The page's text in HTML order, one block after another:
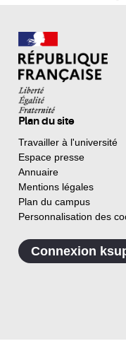
Plan du site
Travailler à l'université
Espace presse
Annuaire
Mentions légales
Plan du campus
Personnalisation des
Connexion